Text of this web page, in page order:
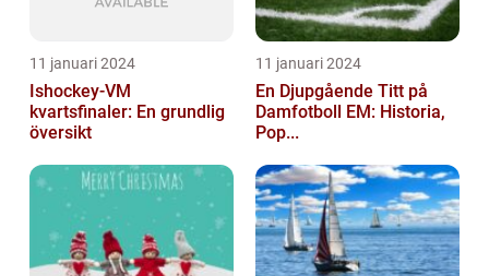
11 januari 2024
Ishockey-VM
kvartsfinaler: En grundlig
översikt
11 januari 2024
En Djupgående Titt på
Damfotboll EM: Historia,
Pop...